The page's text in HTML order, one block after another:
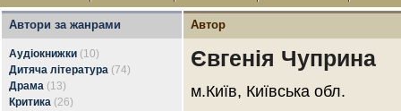
Автори за жанрами
Аудіокнижки (10)
Дитяча література (74)
Драма (13)
Критика (26)
Автор
Євгенія Чуприна
м.Київ, Київська обл.